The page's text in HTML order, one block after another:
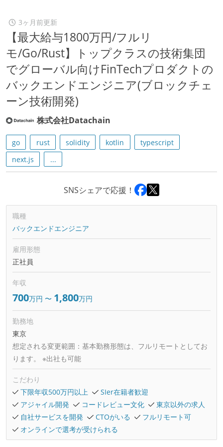
3ヶ月前更新
【最大給与1800万円/フルリ
モ/Go/Rust】トップクラスの技術集団
でグローバル向けFinTechプロダクトの
バックエンドエンジニア(ブロックチェ
ーン技術開発)
株式会社Datachain
go rust solidity kotlin
typescript
next.js
...
SNSシェアで応援！
職種
バックエンドエンジニア
雇用形態
正社員
年収
700万円 〜 1,800万円
勤務地
東京
想定される変更範囲： 基本勤務形態は、フルリモートとしてお
ります。 ※出社も可能
こだわり
下限年収500万円以上
SIer在籍者歓迎
アジャイル開発
コードレビュー文化
東京以外の求人
自社サービスを開発
CTOがいる
フルリモート可
オンラインで選考が受けられる